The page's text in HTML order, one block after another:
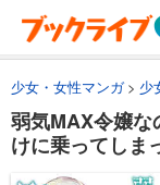
少女・女性マンガ 少
弱気MAX令嬢な
けに乗ってし